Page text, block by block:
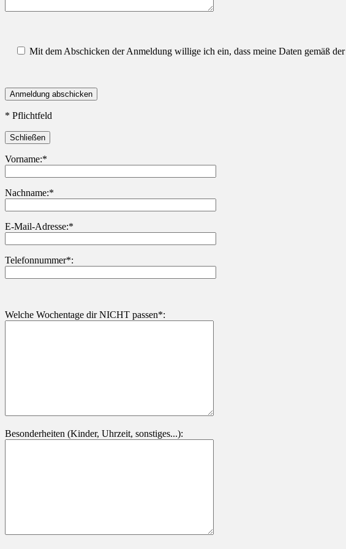
Mit dem Abschicken der Anmeldung willige ich ein, dass meine Daten gemäß der
* Pflichtfeld
Schließen
Vorname:*
Nachname:*
Bitte lasse dieses Feld leer.
E-Mail-Adresse:*
Telefonnummer*:
Welche Wochentage dir NICHT passen*:
Besonderheiten (Kinder, Uhrzeit, sonstiges...):